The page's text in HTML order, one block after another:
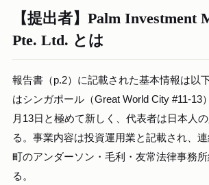
【提出者】Palm Investment
Pte. Ltd. とは
報告書（p.2）に記載された基本情報は以
はシンガポール（Great World City #11-13
月13日と極めて新しく、代表者は日本人
る。事業内容は投資運用業と記載され、
町のアンダーソン・毛利・友常法律事務
る。